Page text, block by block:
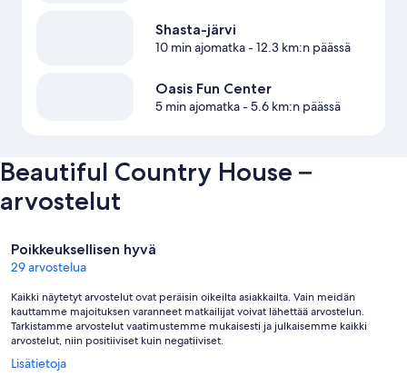
Shasta-järvi
10 min ajomatka- 12.3 km:n päässä
Oasis Fun Center
5 min ajomatka- 5.6 km:n päässä
Beautiful Country House –
arvostelut
Arvostelut
Poikkeuksellisen hyvä
29 arvostelua
Kaikki näytetyt arvostelut ovat peräisin oikeilta asiakkailta. Vain meidän
kauttamme majoituksen varanneet matkailijat voivat lähettää arvostelun.
Tarkistamme arvostelut vaatimustemme mukaisesti ja julkaisemme kaikki
arvostelut, niin positiiviset kuin negatiiviset.
Lisätietoja
Avautuu